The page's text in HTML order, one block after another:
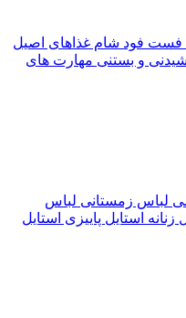
فست فود شام غذاهای اصیل
و بستنی مهارت های
لباس زمستانی لباس
زنانه استایل پاییزی استایل